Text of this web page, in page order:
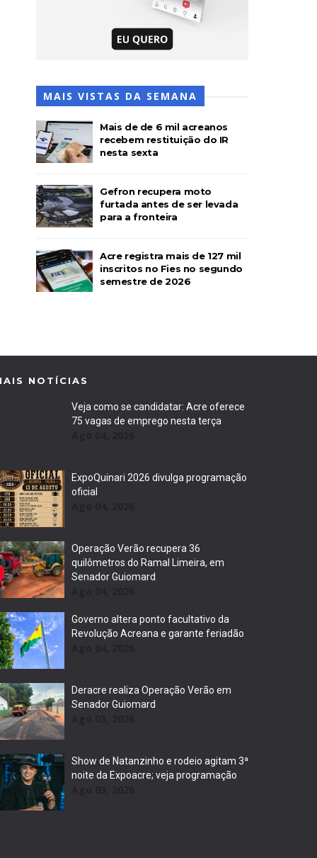
MAIS VISTAS DA SEMANA
Mais de de 6 mil acreanos
recebem restituição do IR
nesta sexta
Gefron recupera moto
furtada antes de ser levada
para a fronteira
Acre registra mais de 127 mil
inscritos no Fies no segundo
semestre de 2026
NOTÍCIAS
Veja como se candidatar: Acre oferece
75 vagas de emprego nesta terça
ExpoQuinari 2026 divulga programação
oficial
Operação Verão recupera 36
quilômetros do Ramal Limeira, em
Senador Guiomard
Governo altera ponto facultativo da
Revolução Acreana e garante feriadão
Deracre realiza Operação Verão em
Senador Guiomard
Show de Natanzinho e rodeio agitam 3ª
noite da Expoacre; veja programação